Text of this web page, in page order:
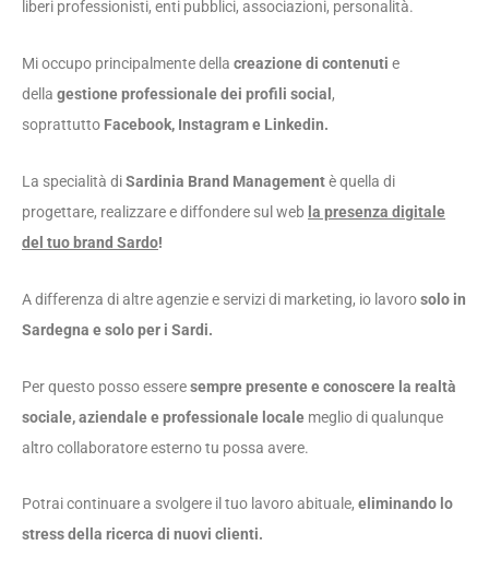
liberi professionisti, enti pubblici, associazioni, personalità.
Mi occupo principalmente della creazione di contenuti e
della gestione professionale dei profili social ,
soprattutto Facebook, Instagrame Linkedin.
La specialità diSardinia Brand Managementè quella di
progettare, realizzare e diffondere sul web la presenza digitale
del tuo brand Sardo!
A differenza di altre agenzie e servizi di marketing, io lavorosolo in
Sardegna e solo per i Sardi.
Per questo posso esseresempre presente e conoscere la realtà
sociale, aziendale e professionale locale meglio di qualunque
altro collaboratore esterno tu possa avere.
Potrai continuare a svolgere il tuo lavoro abituale, eliminando lo
stress della ricerca di nuovi clienti.